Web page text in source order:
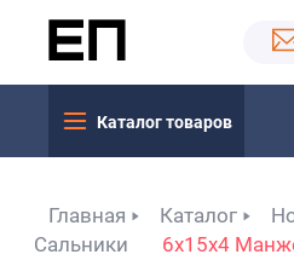
Каталог товаров
Главная Каталог
Сальники
6x15x4